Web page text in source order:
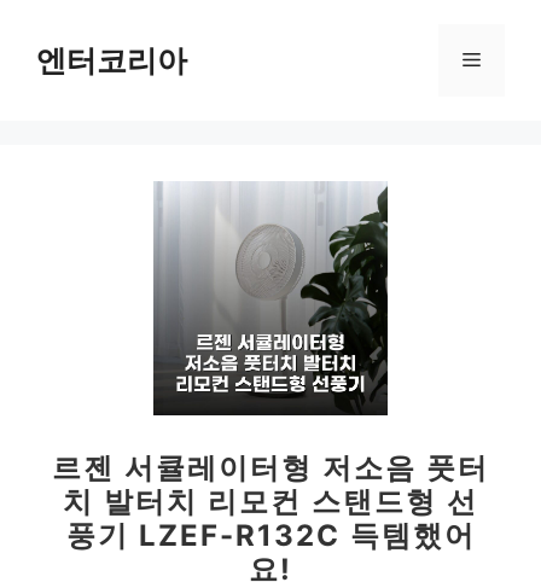
엔터코리아 메
르젠 서큘레이터형 저소음 풋터
치 발터치 리모컨 스탠드형 선
풍기 LZEF-R132C 득템했어
요!